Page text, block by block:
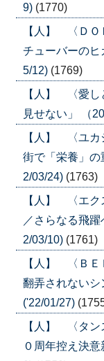
9) (1770)
【人】 〈Ｄ
チューバーの
5/12) (1769)
【人】 〈愛し
見せない」 （
【人】 〈ユ
街で「栄養」の
2/03/24) (1763)
【人】 〈エク
／さらなる飛
2/03/10) (1761)
【人】 〈Ｂ
翻弄されないシ
('22/01/27)
【人】 〈タン
０周年控え決